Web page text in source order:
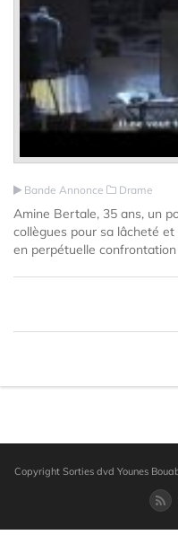
Bande Annonce Drame
Amine Bertale, 35 ans, un
collègues pour sa lâcheté
en perpétuelle confrontation
Copyright Sorties dvd Younes